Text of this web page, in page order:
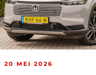
20 MEI 2026